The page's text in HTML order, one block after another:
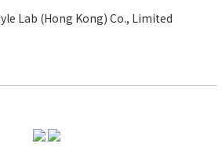
Lab (Hong Kong) Co., Limited